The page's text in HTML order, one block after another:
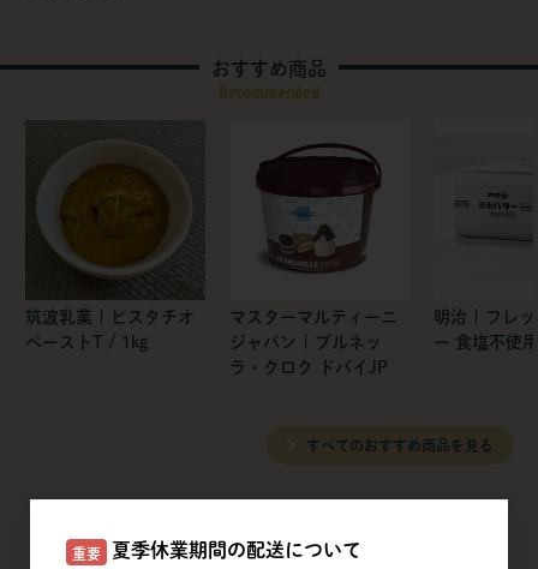
おすすめ商品
Recommended
筑波乳業 | ピスタチオ
ペーストT / 1kg
マスターマルティーニ
ジャパン | ブルネッ
ラ・クロク ドバイJP
明治 | フレ
ー 食塩不使
すべてのおすすめ商品を見る
重要 夏季休業期間の配送について